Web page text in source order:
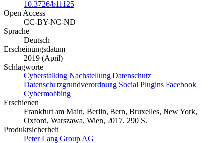
10.3726/b11125
Open Access
CC-BY-NC-ND
Sprache
Deutsch
Erscheinungsdatum
2019 (April)
Schlagworte
Cyberstalking Nachstellung Datenschutz
Datenschutzgrundverordnung Social Plugins Facebook
Cybermobbing
Erschienen
Frankfurt am Main, Berlin, Bern, Bruxelles, New York,
Oxford, Warszawa, Wien, 2017. 290 S.
Produktsicherheit
Peter Lang Group AG